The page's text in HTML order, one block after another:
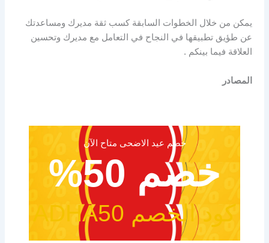
يمكن من خلال الخطوات السابقة كسب ثقة مديرك ومساعدتك
عن طؤيق تطبيقها في النجاح في التعامل مع مديرك وتحسين
العلاقة فيما بينكم .
المصادر
خصم عيد الاضحى متاح الآن
خصم 50%
كود الخصم ADHA50